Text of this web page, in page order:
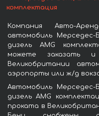
комплектация
Компания Авто-
автомобиль Мерседес-
дизель AMG
можете заказать
Великобритании
аэропорты или ж/д
Автомобиль Мерседес-
дизель AMG
проката в